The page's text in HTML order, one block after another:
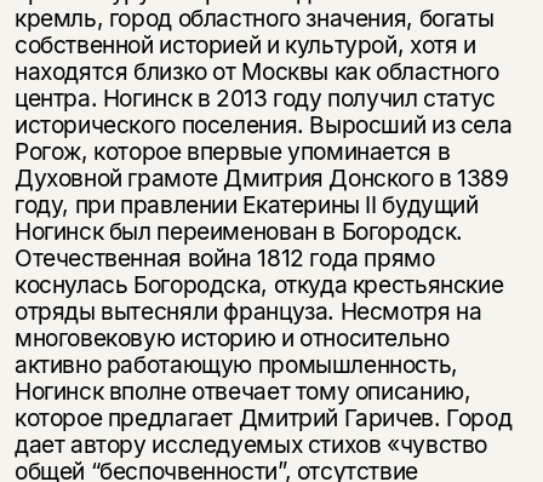
кремль, город областного значения, богаты
собственной историей и культурой, хотя и
находятся близко от Москвы как областного
центра. Ногинск в 2013 году получил статус
исторического поселения. Выросший из села
Рогож, которое впервые упоминается в
Духовной грамоте Дмитрия Донского в 1389
году, при правлении Екатерины II будущий
Ногинск был переименован в Богородск.
Отечественная война 1812 года прямо
коснулась Богородска, откуда крестьянские
отряды вытесняли француза. Несмотря на
многовековую историю и относительно
активно работающую промышленность,
Ногинск вполне отвечает тому описанию,
которое предлагает Дмитрий Гаричев. Город
дает автору исследуемых стихов «чувство
общей “беспочвенности”, отсутствие
Раз в неделю мы отправляем рассылку
о книгах и событиях «НЛО».
За подписку дарим промокод на
скидку 15%
Я соглашаюсь с Политикой конфиденциальности
подписаться
Вы можете подписаться на
уведомления, и при поступлении книги
на склад получить письмо на указанный
электронный адрес.
Я соглашаюсь сПолитикой конфиденциальности
подписаться
Эта книга
не предназначена для
несовершеннолетних
Скажите, пожалуйста,
вам уже исполнилось 18 лет?
да
нет, вернуться назад